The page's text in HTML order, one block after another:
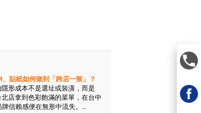
貼紙如何做到「跨店一致」？
形成本不是選址或裝潢，而是
店拿到色彩飽滿的菜單，在台中
信賴感便在無形中流失。